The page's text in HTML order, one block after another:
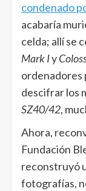
condenado
acabaría
celda; allí se
Mark Iy
ordenadores
descifrar los
SZ40/42,
Ahora,
Fundación
reconstruyó
fotografías,